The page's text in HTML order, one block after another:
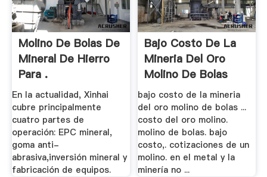
Molino De Bolas De
Mineral De Hierro
Para .
En la actualidad, Xinhai
cubre principalmente
cuatro partes de
operación: EPC mineral,
goma anti-
abrasiva,inversión mineral y
fabricación de equipos.
Bajo Costo De La
Mineria Del Oro
Molino De Bolas
bajo costo de la mineria
del oro molino de bolas ...
costo del oro molino.
molino de bolas. bajo
costo,. cotizaciones de un
molino. en el metal y la
minería no ...